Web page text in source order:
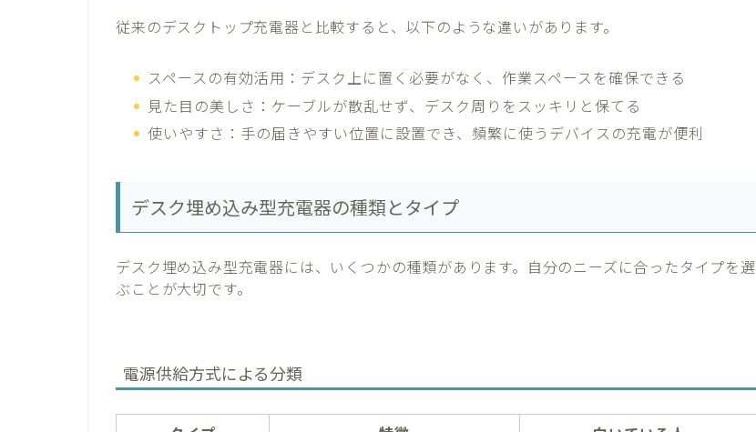
従来のデスクトップ充電器と比較すると、以下のような違いがあります。
スペースの有効活用：デスク上に置く必要がなく、作業スペースを確保できる
見た目の美しさ：ケーブルが散乱せず、デスク周りをスッキリと保てる
使いやすさ：手の届きやすい位置に設置でき、頻繁に使うデバイスの充電が便利
デスク埋め込み型充電器の種類とタイプ
デスク埋め込み型充電器には、いくつかの種類があります。自分のニーズに合ったタイプを選
ぶことが大切です。
電源供給方式による分類